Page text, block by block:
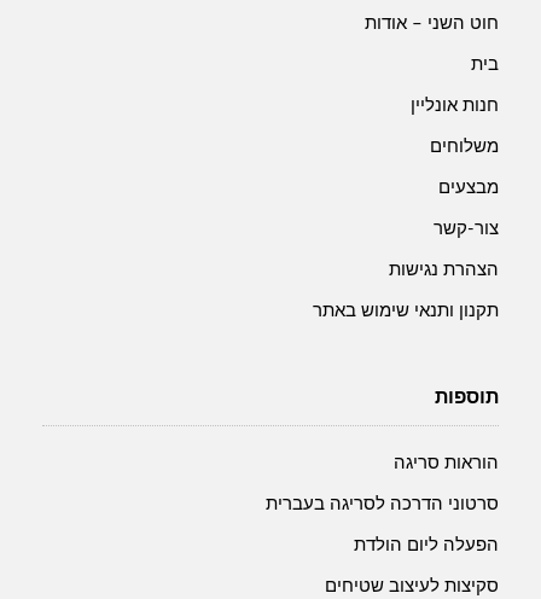
חוט השני – אודות
בית
חנות אונליין
משלוחים
מבצעים
צור-קשר
הצהרת נגישות
תקנון ותנאי שימוש באתר
תוספות
הוראות סריגה
סרטוני הדרכה לסריגה בעברית
הפעלה ליום הולדת
סקיצות לעיצוב שטיחים